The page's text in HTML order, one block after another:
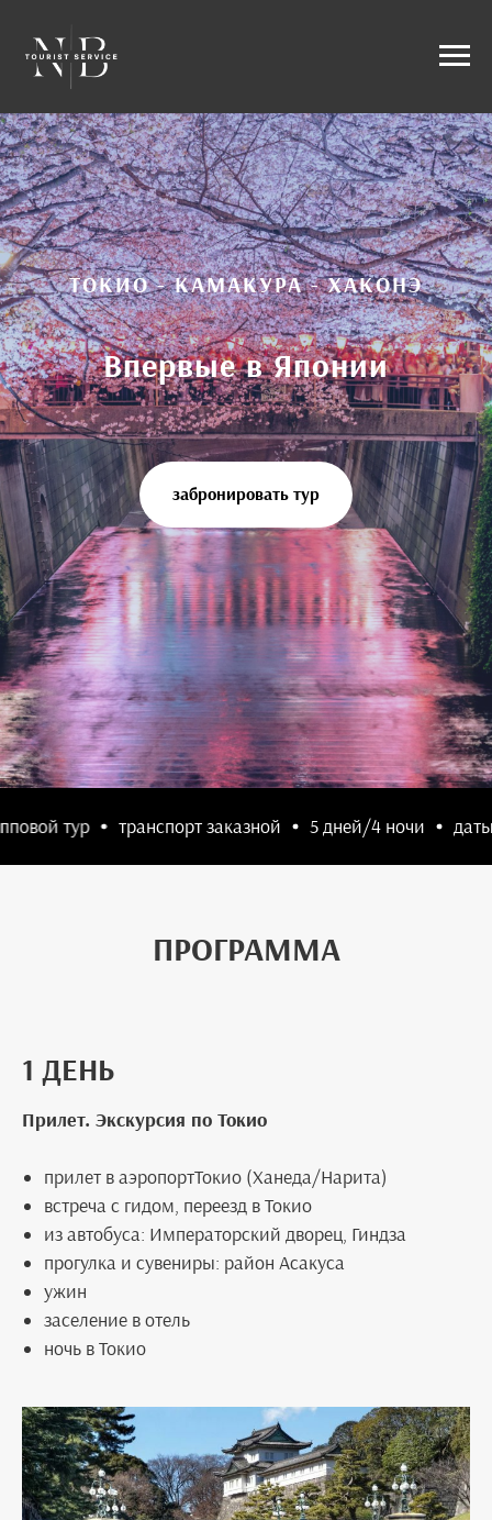
ТОКИО - КАМАКУРА - ХАКОНЭ
Впервые в Японии
забронировать тур
тур транспорт заказной 5 дней/4 ночи даты
ПРОГРАММА
1 ДЕНЬ
Прилет. Экскурсия по Токио
прилет в аэропортТокио (Ханеда/Нарита)
встреча с гидом, переезд в Токио
из автобуса: Императорский дворец, Гиндза
прогулка и сувениры: район Асакуса
ужин
заселение в отель
ночь в Токио